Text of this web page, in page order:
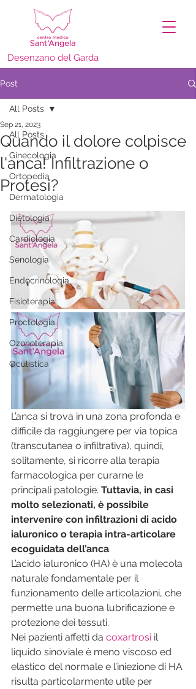
Desenzano del Garda
Post
All Posts
Ginecologia
Ortopedia
Dermatologia
Dietologia
Cardiologia
Senologia
Endocrinologia
Fisioterapia
Proctologia.
Ozonoterapia.
Oculistica
All Posts
Quando il dolore colpisce
l'anca! Infiltrazione o
Protesi?
Sep 21, 2023
L’anca si trova in una zona profonda e
difficile da raggiungere per via topica
(transcutanea o infiltrativa), quindi,
solitamente, si ricorre alla terapia
farmacologica per curarne le
principali patologie. Tuttavia, in casi
molto selezionati, è possibile
intervenire con infiltrazioni di acido
ialuronico o terapia intra-articolare
ecoguidata dell’anca.
L’acido ialuronico (HA) è una molecola
naturale fondamentale per il
funzionamento delle articolazioni, che
permette una buona lubrificazione e
protezione dei tessuti.
Nei pazienti affetti da coxartrosi il
liquido sinoviale è meno viscoso ed
elastico del normale e l’iniezione di HA
risulta particolarmente utile per